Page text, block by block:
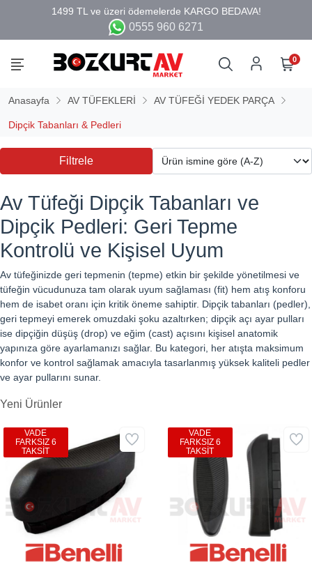
0555 960 6271
0
Anasayfa AV TÜFEKLERİ AV TÜFEĞİ YEDEK PARÇA
Dipçik Tabanları & Pedleri
Filtrele
Av Tüfeği Dipçik Tabanları ve
Dipçik Pedleri: Geri Tepme
Kontrolü ve Kişisel Uyum
Av tüfeğinizde geri tepmenin (tepme) etkin bir şekilde yönetilmesi ve
tüfeğin vücudunuza tam olarak uyum sağlaması (fit) hem atış konforu
hem de isabet oranı için kritik öneme sahiptir. Dipçik tabanları (pedler),
geri tepmeyi emerek omuzdaki şoku azaltırken; dipçik açı ayar pulları
ise dipçiğin düşüş (drop) ve eğim (cast) açısını kişisel anatomik
yapınıza göre ayarlamanızı sağlar. Bu kategori, her atışta maksimum
konfor ve kontrol sağlamak amacıyla tasarlanmış yüksek kaliteli pedler
ve ayar pullarını sunar.
Yeni Ürünler
VADE
FARKSIZ 6
TAKSİT
VADE
FARKSIZ 6
TAKSİT